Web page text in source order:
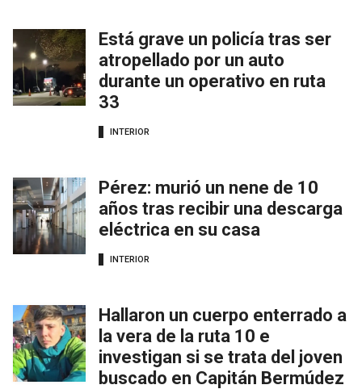
Está grave un policía tras ser
atropellado por un auto
durante un operativo en ruta
33
INTERIOR
Pérez: murió un nene de 10
años tras recibir una descarga
eléctrica en su casa
INTERIOR
Hallaron un cuerpo enterrado a
la vera de la ruta 10 e
investigan si se trata del joven
buscado en Capitán Bermúdez